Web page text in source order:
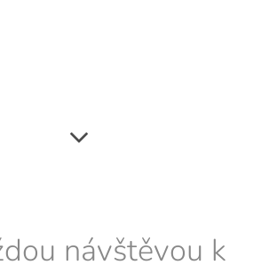
návštěvou k